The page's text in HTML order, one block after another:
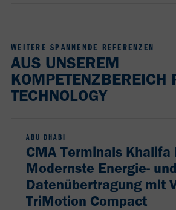
WEITERE SPANNENDE REFERENZEN
AUS UNSEREM
KOMPETENZBEREICH
TECHNOLOGY
ABU DHABI
CMA Terminals Khalifa
Modernste Energie- und
Datenübertragung mit
TriMotion Compact